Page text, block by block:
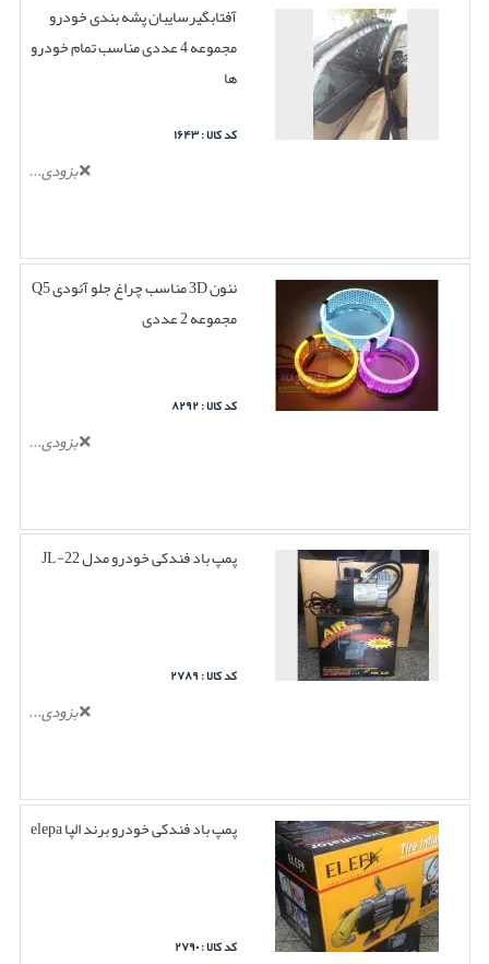
آفتابگیرسایبان پشه بندی خودرو
مجموعه 4 عددی مناسب تمام خودرو
ها
کد کالا : ۱۶۴۳
بزودی...
نئون 3D مناسب چراغ جلو آئودی Q5
مجموعه 2 عددی
کد کالا : ۸۲۹۲
بزودی...
پمپ باد فندکی خودرو مدل JL-22
کد کالا : ۲۷۸۹
بزودی...
پمپ باد فندکی خودرو برند الپا elepa
کد کالا : ۲۷۹۰